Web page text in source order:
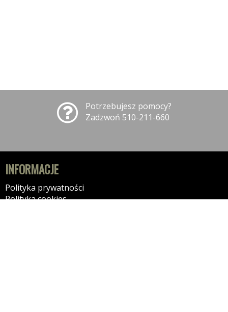
Potrzebujesz pomocy?
Zadzwoń 510-211-660
INFORMACJE
Polityka prywatności
Polityka cookies